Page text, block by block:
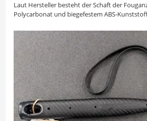
Laut Hersteller besteht der Schaft der
Polycarbonat und biegefestem ABS-